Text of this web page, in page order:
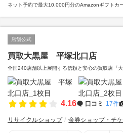
ネット予約で最大10,000円分のAmazonギフトカ
店舗公式
買取大黒屋 平塚北口店
全国240店舗以上展開する信頼と安心の買取店『
4.16 口コミ 17件
リサイクルショップ 金券ショップ・チ